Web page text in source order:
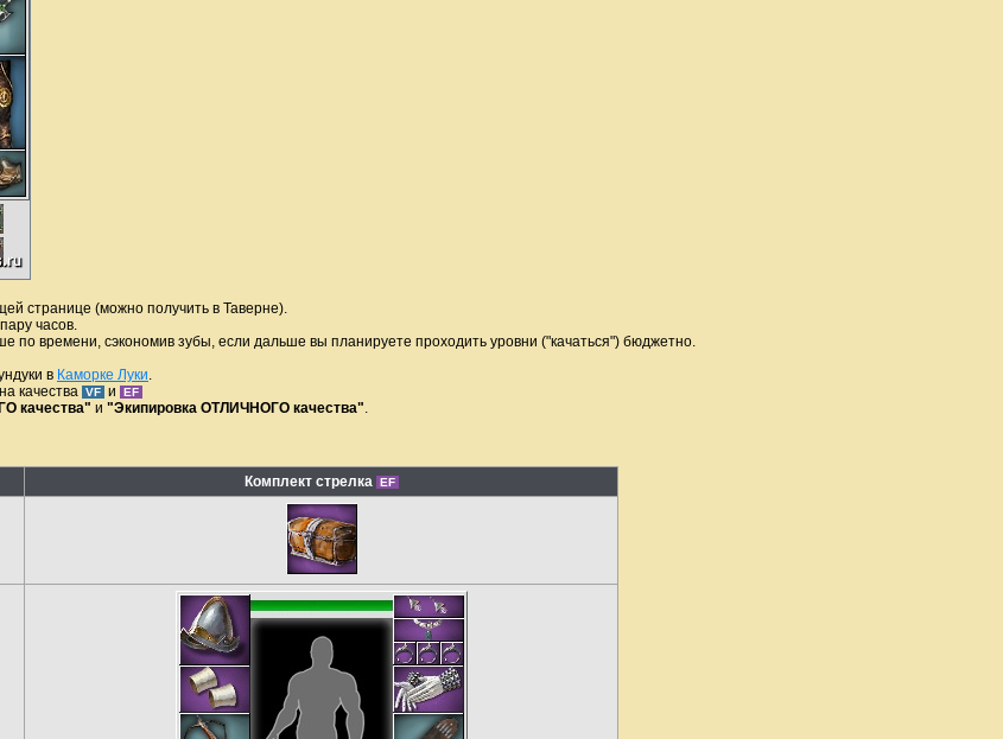
странице (можно получить в Таверне).
часов.
по времени, сэкономив зубы, если дальше вы планируете проходить уровни ("качаться") бюджетно.
в Каморке Луки
качества
VF и EF
качества" и "Экипировка ОТЛИЧНОГО качества"
Комплект стрелка EF